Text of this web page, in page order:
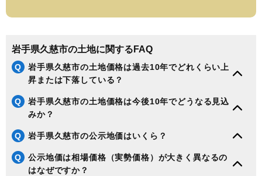
岩手県久慈市の土地に関するFAQ
Q
岩手県久慈市の土地価格は過去10年でどれくらい上
昇または下落している？
Q
岩手県久慈市の土地価格は今後10年でどうなる見込
みか？
Q 岩手県久慈市の公示地価はいくら？
Q
公示地価は相場価格（実勢価格）が大きく異なるの
はなぜですか？